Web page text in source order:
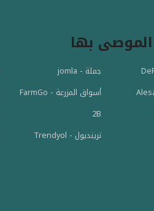
الموصى بها
جملة - jomla
أسواق المزرعة - FarmGo
2B
ترينديول - Trendyol